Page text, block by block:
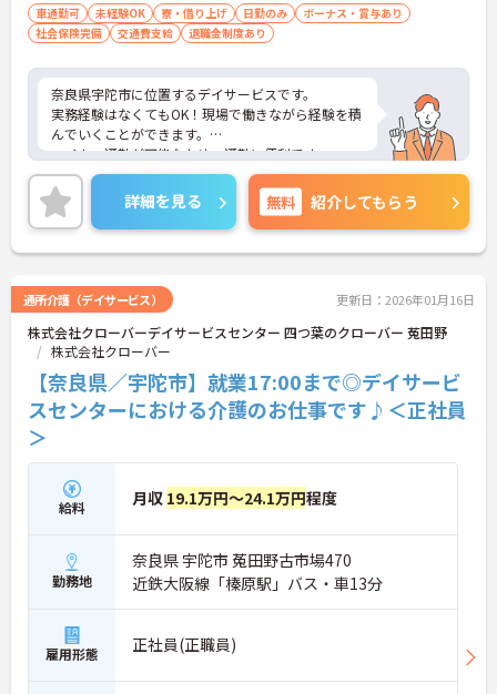
車通勤可 未経験OK 寮・借り上げ 日勤のみ
ボーナス・賞与あり
社会保険完備
交通費支給 退職金制度あり
奈良県宇陀市に位置するデイサービスです。
実務経験はなくてもOK！現場で働きながら経験を積
んでいくことができます。
マイカー通勤が可能なため、通勤に便利です。
ご興味をお持ちの方はお気軽にお問い合わせくださ
い。
詳細を見る 無料 紹介してもらう
通所介護（デイサービス） 更新日：2026年01月16日
株式会社クローバーデイサービスセンター 四つ葉のクローバー 菟田野
株式会社クローバー
【奈良県／宇陀市】就業17:00まで◎デイサービ
スセンターにおける介護のお仕事です♪＜正社員
＞
給料 月収 19.1万円～24.1万円程度
勤務地
奈良県 宇陀市 菟田野古市場470
近鉄大阪線「榛原駅」バス・車13分
雇用形態 正社員(正職員)